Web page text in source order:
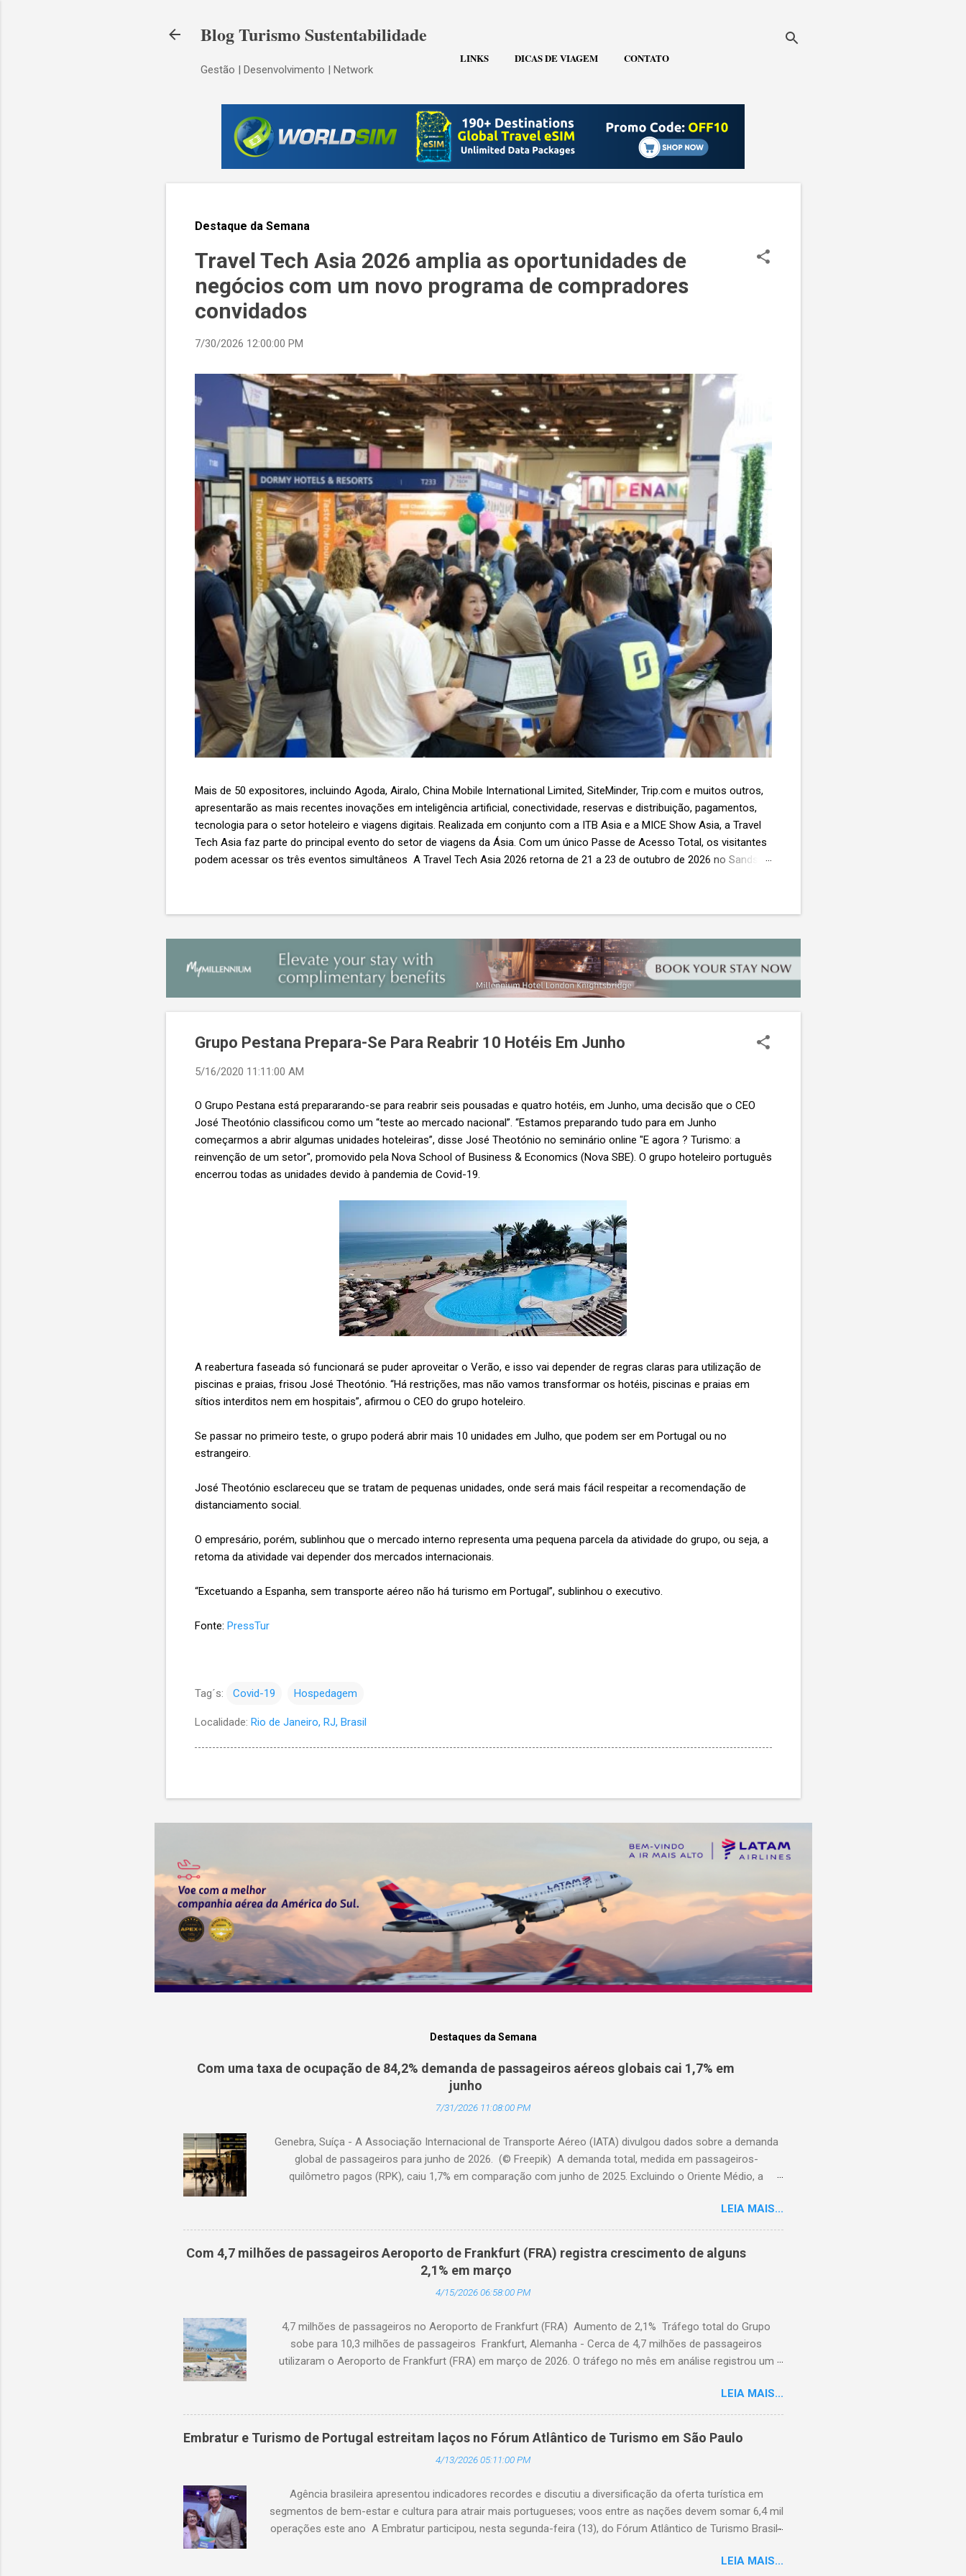
Blog Turismo Sustentabilidade
Gestão | Desenvolvimento | Network
LINKS DICAS DE VIAGEM CONTATO
Destaque da Semana
Travel Tech Asia 2026 amplia as oportunidades de
negócios com um novo programa de compradores
convidados
7/30/2026 12:00:00 PM
Mais de 50 expositores, incluindo Agoda, Airalo, China Mobile International Limited, SiteMinder, Trip.com e muitos outros,
apresentarão as mais recentes inovações em inteligência artificial, conectividade, reservas e distribuição, pagamentos,
tecnologia para o setor hoteleiro e viagens digitais. Realizada em conjunto com a ITB Asia e a MICE Show Asia, a Travel
Tech Asia faz parte do principal evento do setor de viagens da Ásia. Com um único Passe de Acesso Total, os visitantes
podem acessar os três eventos simultâneos A Travel Tech Asia 2026 retorna de 21 a 23 de outubro de 2026 no Sands
de importantes nomes do setor e debates sobre as principais tendências que impulsionam a próxima geração da
Grupo Pestana Prepara-Se Para Reabrir 10 Hotéis Em Junho
5/16/2020 11:11:00 AM
O Grupo Pestana está prepararando-se para reabrir seis pousadas e quatro hotéis, em Junho, uma decisão que o CEO
José Theotónio classificou como um “teste ao mercado nacional”. “Estamos preparando tudo para em Junho
começarmos a abrir algumas unidades hoteleiras”, disse José Theotónio no seminário online "E agora ? Turismo: a
reinvenção de um setor", promovido pela Nova School of Business & Economics (Nova SBE). O grupo hoteleiro português
encerrou todas as unidades devido à pandemia de Covid-19.
A reabertura faseada só funcionará se puder aproveitar o Verão, e isso vai depender de regras claras para utilização de
piscinas e praias, frisou José Theotónio. “Há restrições, mas não vamos transformar os hotéis, piscinas e praias em
sítios interditos nem em hospitais”, afirmou o CEO do grupo hoteleiro.
Se passar no primeiro teste, o grupo poderá abrir mais 10 unidades em Julho, que podem ser em Portugal ou no
estrangeiro.
José Theotónio esclareceu que se tratam de pequenas unidades, onde será mais fácil respeitar a recomendação de
distanciamento social.
O empresário, porém, sublinhou que o mercado interno representa uma pequena parcela da atividade do grupo, ou seja, a
retoma da atividade vai depender dos mercados internacionais.
“Excetuando a Espanha, sem transporte aéreo não há turismo em Portugal”, sublinhou o executivo.
Fonte: PressTur
Tag´s: Covid-19 Hospedagem
Localidade: Rio de Janeiro, RJ, Brasil
Destaques da Semana
Com uma taxa de ocupação de 84,2% demanda de passageiros aéreos globais cai 1,7% em
junho
7/31/2026 11:08:00 PM
Genebra, Suíça - A Associação Internacional de Transporte Aéreo (IATA) divulgou dados sobre a demanda
global de passageiros para junho de 2026. (© Freepik) A demanda total, medida em passageiros-
quilômetro pagos (RPK), caiu 1,7% em comparação com junho de 2025. Excluindo o Oriente Médio, a
1,3% em relação ao ano anterior. A taxa de ocupação foi de 84,2% (-0,4 ponto percentual em comparação
com junho de 2025). A demanda internacional caiu 0,9% em comparação com junho de 2025. Excluindo o
Oriente Médio, a demanda cresceu 1,1%. A capacidade diminuiu 0,6% em relação ao ano anterior, e o fator
de ocupação foi de 84,2% (-0,2 ponto percentual em comparação com junho de 2025). A demanda
doméstica contraiu 3,0% em comparação com junho de 2025. A capacidade diminuiu 2,4% em relação ao
ano anterior. O fator de ocupação foi de 84,0% (-0,5 ponto percentual em comparação com j...
LEIA MAIS...
Com 4,7 milhões de passageiros Aeroporto de Frankfurt (FRA) registra crescimento de alguns
2,1% em março
4/15/2026 06:58:00 PM
4,7 milhões de passageiros no Aeroporto de Frankfurt (FRA) Aumento de 2,1% Tráfego total do Grupo
sobe para 10,3 milhões de passageiros Frankfurt, Alemanha - Cerca de 4,7 milhões de passageiros
utilizaram o Aeroporto de Frankfurt (FRA) em março de 2026. O tráfego no mês em análise registrou um
conjuntura geopolítica. Cerca de 100 mil passageiros no FRA foram afetados pelas greves da Lufthansa que
ocorreram em meados de março. As consequências da guerra com o Irã levaram a uma queda significativa
de 68,6% no tráfego com destino ao Oriente Médio durante o mês em análise. No entanto, essa queda foi
compensada por um forte crescimento para destinos na África (alta de 22,3%) e no Extremo Oriente
(Tailândia +32,4%; Índia +22,2%; China +22,2%). (© Fraport) O tráfego em Frankfurt também cresceu ao
LEIA MAIS...
Embratur e Turismo de Portugal estreitam laços no Fórum Atlântico de Turismo em São Paulo
4/13/2026 05:11:00 PM
Agência brasileira apresentou indicadores recordes e discutiu a diversificação da oferta turística em
segmentos de bem-estar e cultura para atrair mais portugueses; voos entre as nações devem somar 6,4 mil
operações este ano A Embratur participou, nesta segunda-feira (13), do Fórum Atlântico de Turismo Brasil-
internacional, fluxo turístico, o fortalecimento das relações entre os dois países, conectividade aérea e
LEIA MAIS...